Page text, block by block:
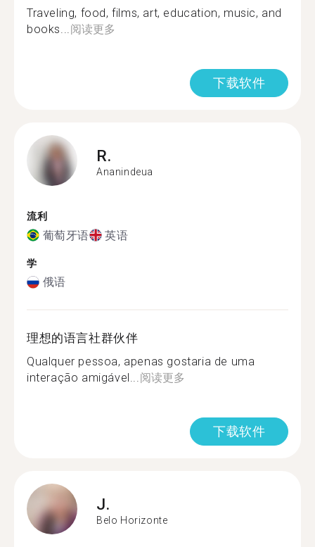
Traveling, food, films, art, education, music, and
books...阅读更多
下载软件
R.
Ananindeua
流利
葡萄牙语 英语
学
俄语
理想的语言社群伙伴
Qualquer pessoa, apenas gostaria de uma
interação amigável...阅读更多
下载软件
J.
Belo Horizonte